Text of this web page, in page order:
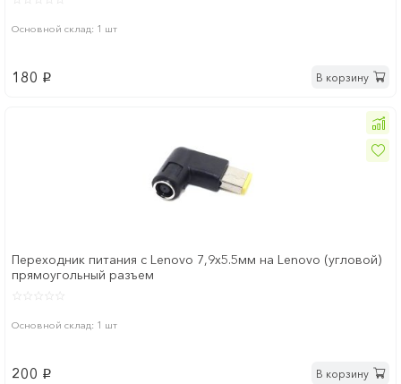
Основной склад: 1 шт
180 p В корзину
Переходник питания с Lenovo 7,9x5.5мм на Lenovo (угловой)
прямоугольный разъем
Основной склад: 1 шт
200 p В корзину